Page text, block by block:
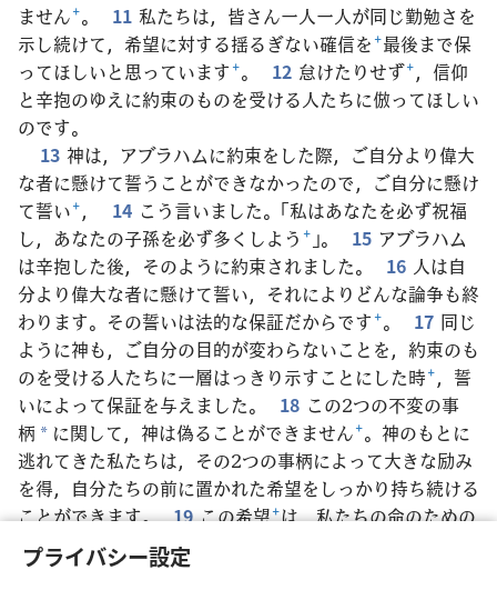
プライバシー設定
ません+。 11 私たちは，皆さん一人一人が同じ勤勉さを
示し続けて，希望に対する揺るぎない確信を+最後まで保
ってほしいと思っています+。 12 怠けたりせず+，信仰
と辛抱のゆえに約束のものを受ける人たちに倣ってほしい
のです。
13 神は，アブラハムに約束をした際，ご自分より偉大
な者に懸けて誓うことができなかったので，ご自分に懸け
て誓い+， 14 こう言いました。「私はあなたを必ず祝福
し，あなたの子孫を必ず多くしよう + 」。 15 アブラハム
は辛抱した後，そのように約束されました。
16 人は自
分より偉大な者に懸けて誓い，それによりどんな論争も終
わります。その誓いは法的な保証だからです+。 17 同じ
ように神も，ご自分の目的が変わらないことを，約束のも
のを受ける人たちに一層はっきり示すことにした時+，誓
いによって保証を与えました。
18 この2つの不変の事
柄 * に関して，神は偽ることができません+。神のもとに
逃れてきた私たちは，その2つの事柄によって大きな励み
を得，自分たちの前に置かれた希望をしっかり持ち続ける
ことができます。19この希望+は，私たちの命のための
いかりであり，確かで揺らぐことがなく，私たちを幕
向こう側に導き入れます